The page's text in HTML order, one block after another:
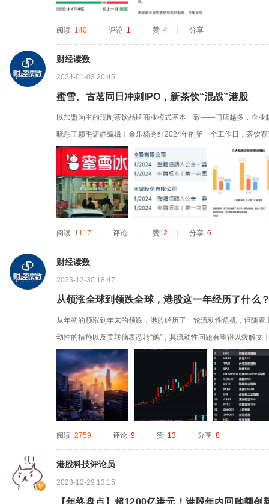
阅读 140 | 评论 1 | 赞 4 | 分享
财经读数
2024-01-03 20:45
蜜雪、古茗同日冲刺IPO，新茶饮“混战”港股
以加盟为主的现制茶饮品牌商业模式基本一致——门店越多，企业
晓彤王颖毛诺静编辑｜余乐杨秀红2024年的第一个工作日，茶饮
名前两位的现制茶饮企业——蜜雪冰城和古茗在同一天递交了招股
道，港股已经有三家头部茶饮品牌在排队，此前，内地的众多新
港股。值得一提...
阅读 1117 | 评论 | 赞 2 | 分享 6
财经读数
2023-12-30 18:47
从领涨全球到领跌全球，港股这一年经历了什么
从年初的领涨到年末的领跌，港股经历了一轮流动性危机，但随
动性的措施以及美联储表态转“鸽”，其流动性问题有望得以缓解文
月中，恒生指数跌破16000点，创下年内新低。恒生指数在2023
期并非没有现实来源，2022年四季度的一轮反弹中，港股就是反
阅读 2759 评论 9 赞 13 分享 8
港股科技评论员
2023-12-29 13:15